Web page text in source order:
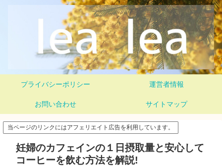
プライバシーポリシー 運営者情報
お問い合わせ サイトマップ
当ページのリンクにはアフェリエイト広告を利用しています。
妊婦のカフェインの１日摂取量と安心して
コーヒーを飲む方法を解説!